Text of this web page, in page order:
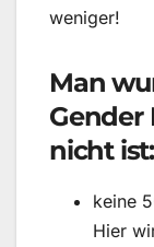
weniger!
Man
Gender
nicht ist:
keine
Hier